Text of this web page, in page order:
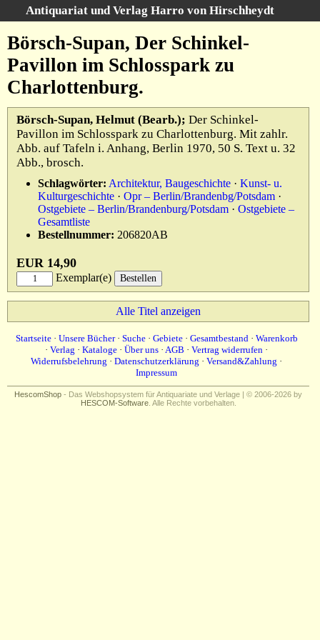
Antiquariat und Verlag Harro von Hirschheydt
Startseite
Unsere Bücher
Suche
Gesamtbestand
Warenkorb
Verlag
Kataloge
Über uns
AGB
Datenschutz
Versand&Zahlung
Impressum
Börsch-Supan, Der Schinkel-
Pavillon im Schlosspark zu
Charlottenburg.
Börsch-Supan, Helmut (Bearb.); Der Schinkel-
Pavillon im Schlosspark zu Charlottenburg. Mit zahlr.
Abb. auf Tafeln i. Anhang, Berlin 1970, 50 S. Text u. 32
Abb., brosch.
Schlagwörter: Architektur, Baugeschichte · Kunst- u.
Kulturgeschichte · Opr – Berlin/Brandenbg/Potsdam ·
Ostgebiete – Berlin/Brandenburg/Potsdam · Ostgebiete –
Gesamtliste
Bestellnummer: 206820AB
EUR 14,90
Exemplar(e)
Alle Titel anzeigen
Startseite· Unsere Bücher· Suche· Gebiete· Gesamtbestand· Warenkorb
· Verlag · Kataloge · Über uns · AGB · Vertrag widerrufen ·
Widerrufsbelehrung · Datenschutzerklärung · Versand&Zahlung ·
Impressum
HescomShop - Das Webshopsystem für Antiquariate und Verlage | © 2006-2026 by
HESCOM-Software. Alle Rechte vorbehalten.